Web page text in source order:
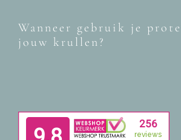
Wanneer gebruik je
jouw krullen?